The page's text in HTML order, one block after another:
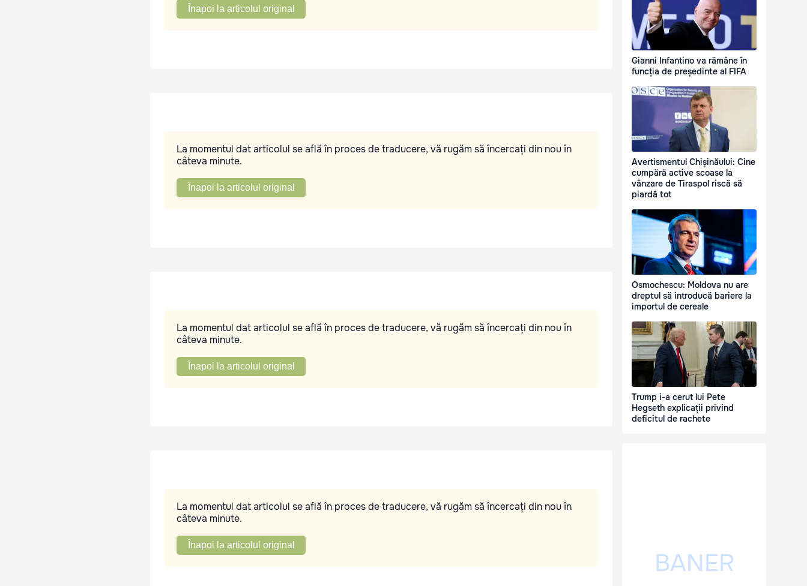
Înapoi la articolul original
La momentul dat articolul se află în proces de traducere, vă rugăm să încercați din nou în
câteva minute.
Înapoi la articolul original
La momentul dat articolul se află în proces de traducere, vă rugăm să încercați din nou în
câteva minute.
Înapoi la articolul original
La momentul dat articolul se află în proces de traducere, vă rugăm să încercați din nou în
câteva minute.
Înapoi la articolul original
Gianni Infantino va rămâne în
funcția de președinte al FIFA
Avertismentul Chișinăului: Cine
cumpără active scoase la
vânzare de Tiraspol riscă să
piardă tot
Osmochescu: Moldova nu are
dreptul să introducă bariere la
importul de cereale
Trump i-a cerut lui Pete
Hegseth explicații privind
deficitul de rachete